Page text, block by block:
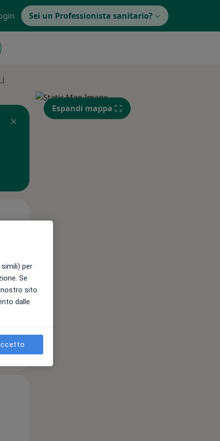
Sei un Professionista sanitario?
i
12 Ago
Espandi mappa
per
Se
sito.
dalle